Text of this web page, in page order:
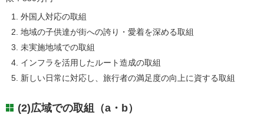
外国人対応の取組
地域の子供達が街への誇り・愛着を深める取組
未実施地域での取組
インフラを活用したルート造成の取組
新しい日常に対応し、旅行者の満足度の向上に資する取組
(2)広域での取組（a・b）